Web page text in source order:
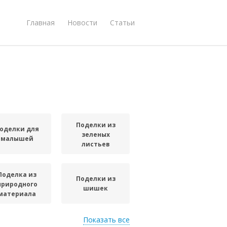
Главная Новости Статьи
для
малышей
Поделки из
зеленых
листьев
из
Поделки из
шишек
Показать все